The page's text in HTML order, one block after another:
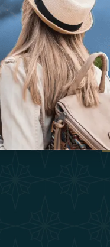
Et Conditions
Partenaire